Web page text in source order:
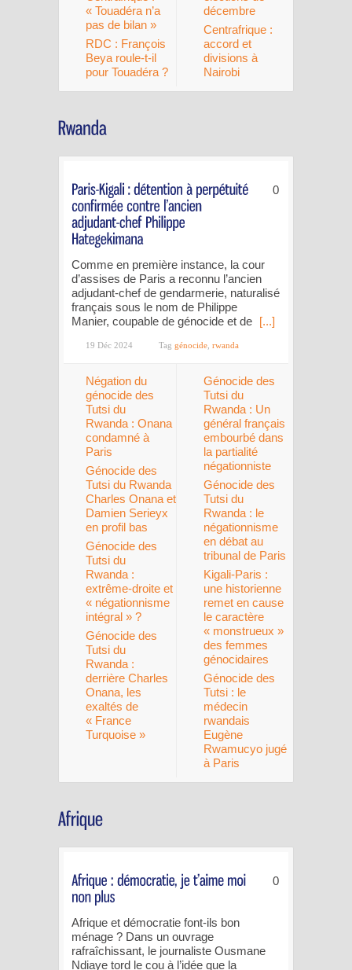
« Touadéra n’a
pas de bilan »
RDC : François
Beya roule-t-il
pour Touadéra ?
décembre
Centrafrique :
accord et
divisions à
Nairobi
0
Comme en première instance, la cour
d’assises de Paris a reconnu l’ancien
adjudant-chef de gendarmerie, naturalisé
français sous le nom de Philippe
Manier, coupable de génocide et de [...]
19 Déc 2024 Tag génocide rwanda
Négation du
génocide des
Tutsi du
Rwanda : Onana
condamné à
Paris
Génocide des
Tutsi du Rwanda
Charles Onana et
Damien Serieyx
en profil bas
Génocide des
Tutsi du
Rwanda :
extrême-droite et
« négationnisme
intégral » ?
Génocide des
Tutsi du
Rwanda :
derrière Charles
Onana, les
exaltés de
« France
Turquoise »
Génocide des
Tutsi du
Rwanda : Un
général français
embourbé dans
la partialité
négationniste
Génocide des
Tutsi du
Rwanda : le
négationnisme
en débat au
tribunal de Paris
Kigali-Paris :
une historienne
remet en cause
le caractère
« monstrueux »
des femmes
génocidaires
Génocide des
Tutsi : le
médecin
rwandais
Eugène
Rwamucyo jugé
à Paris
0
Afrique et démocratie font-ils bon
ménage ? Dans un ouvrage
rafraîchissant, le journaliste Ousmane
Ndiaye tord le cou à l’idée que la